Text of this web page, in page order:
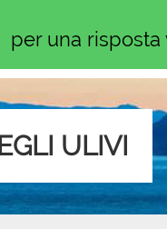
per una
ULIVI